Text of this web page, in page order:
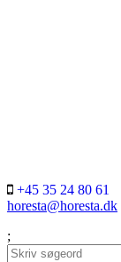
+45 35 24 80 61
horesta@horesta.dk
;